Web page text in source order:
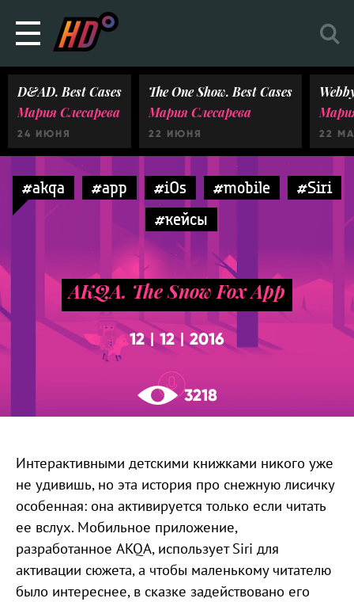
D&AD. Best Cases
Мария Слесарева
24 ИЮНЯ
The One Show. Best Cases
Мария Слесарева
22 ИЮНЯ 22
#akqa #app #iOs #mobile
#Siri
#кейсы
AKQA. The Snow Fox App
12|12|2016
3218
Интерактивными детскими книжками никого уже
не удивишь, но эта история про снежную лисичку
особенная: она активируется только если читать
ее вслух. Мобильное приложение,
разработанное AKQA, использует Siri для
активации сюжета, а чтобы маленькому читателю
было интереснее, в сказке задействовано его